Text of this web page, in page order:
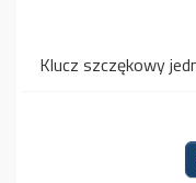
Klucz szczękowy